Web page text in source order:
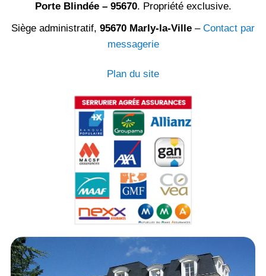
Porte Blindée – 95670. Propriété exclusive.
Siège administratif, 95670 Marly-la-Ville – Contact par
messagerie
Plan du site